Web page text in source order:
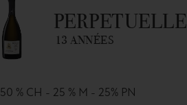
PERPETUELLE
13 ANNÉES
50 % CH - 25 % M - 25% PN